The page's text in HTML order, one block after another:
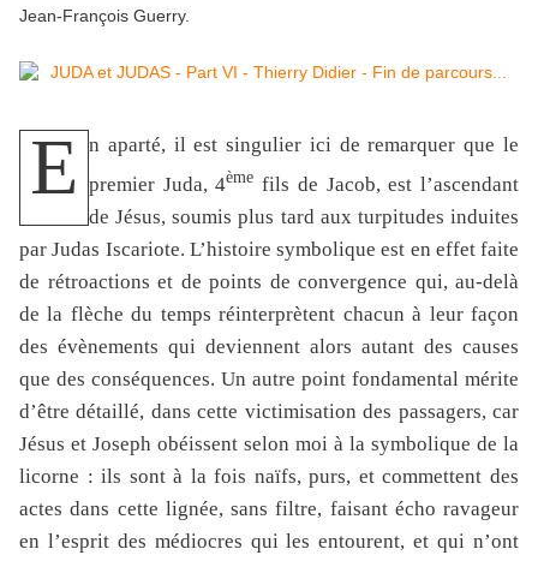
Jean-François Guerry.
E
n aparté, il est singulier ici de remarquer que le
premier Juda, 4ème fils de Jacob, est l’ascendant
de Jésus, soumis plus tard aux turpitudes induites
par Judas Iscariote. L’histoire symbolique est en effet faite
de rétroactions et de points de convergence qui, au-delà
de la flèche du temps réinterprètent chacun à leur façon
des évènements qui deviennent alors autant des causes
que des conséquences. Un autre point fondamental mérite
d’être détaillé, dans cette victimisation des passagers, car
Jésus et Joseph obéissent selon moi à la symbolique de la
licorne : ils sont à la fois naïfs, purs, et commettent des
actes dans cette lignée, sans filtre, faisant écho ravageur
en l’esprit des médiocres qui les entourent, et qui n’ont